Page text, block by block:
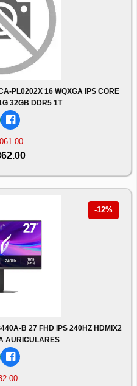
PL0202X 16 WQXGA IPS CORE
32GB DDR5 1T
-12%
B 27 FHD IPS 240HZ HDMIX2
AURICULARES